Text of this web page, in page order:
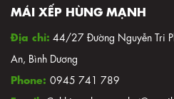
MÁI XẾP HÙNG MẠNH
Địa chỉ: 44/27 Đường Nguyễn Tri
An, Bình Dương
Phone: 0945 741 789